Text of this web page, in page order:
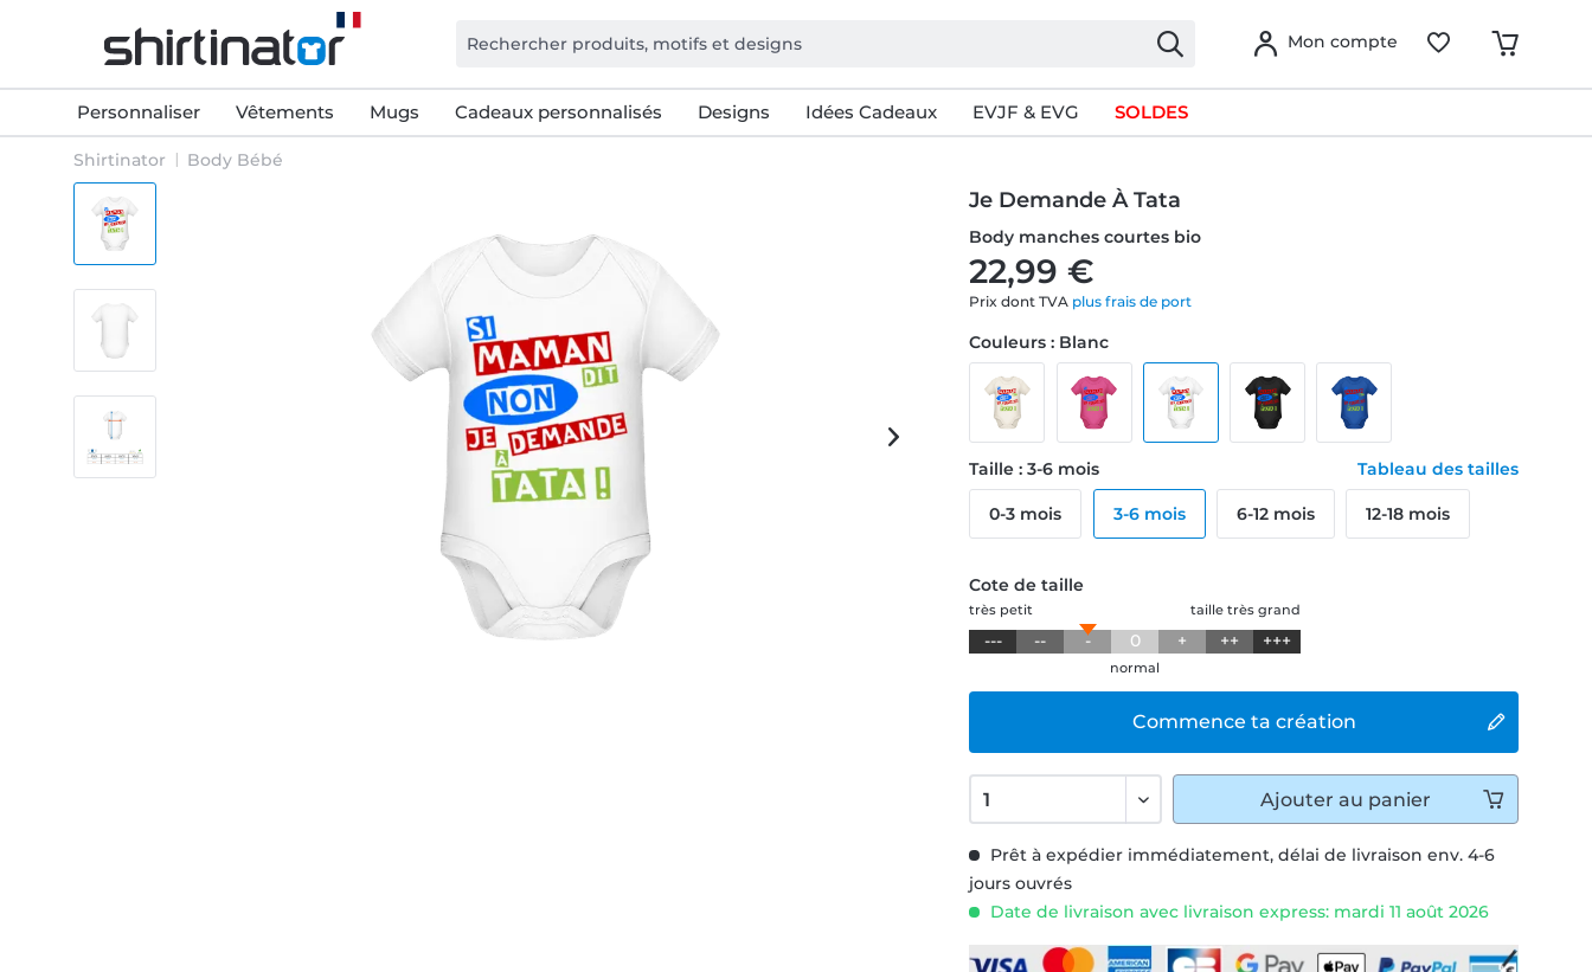
Mon compte
Personnaliser Vêtements Mugs Cadeaux personnalisés Designs Idées Cadeaux EVJF & EVG SOLDES
Shirtinator Body Bébé
Je Demande À Tata
Body manches courtes bio
22,99 €
Prix dont TVA plus frais de port
Prêt à expédier immédiatement, délai de livraison env. 4-6
jours ouvrés
Date de livraison avec livraison express: mardi 11 août 2026
Commence ta création
Couleurs : Blanc
Taille : 3-6 mois Tableau des tailles
0-3 mois 3-6 mois 6-12 mois 12-18 mois
Cote de taille
taille très grand
très petit
--- -- - 0 + ++ +++
normal
Ajouter au panier